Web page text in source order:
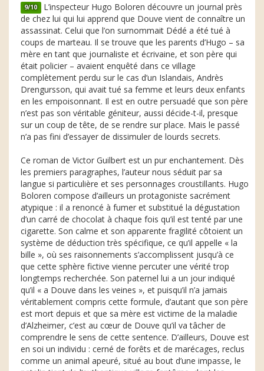
9/10 L’inspecteur Hugo Boloren découvre un journal près
de chez lui qui lui apprend que Douve vient de connaître un
assassinat. Celui que l’on surnommait Dédé a été tué à
coups de marteau. Il se trouve que les parents d’Hugo – sa
mère en tant que journaliste et écrivaine, et son père qui
était policier – avaient enquêté dans ce village
complètement perdu sur le cas d’un Islandais, Andrès
Drengursson, qui avait tué sa femme et leurs deux enfants
en les empoisonnant. Il est en outre persuadé que son père
n’est pas son véritable géniteur, aussi décide-t-il, presque
sur un coup de tête, de se rendre sur place. Mais le passé
n’a pas fini d’essayer de dissimuler de lourds secrets.
Ce roman de Victor Guilbert est un pur enchantement. Dès
les premiers paragraphes, l’auteur nous séduit par sa
langue si particulière et ses personnages croustillants. Hugo
Boloren compose d’ailleurs un protagoniste sacrément
atypique : il a renoncé à fumer et substitué la dégustation
d’un carré de chocolat à chaque fois qu’il est tenté par une
cigarette. Son calme et son apparente fragilité côtoient un
système de déduction très spécifique, ce qu’il appelle « la
bille », où ses raisonnements s’accomplissent jusqu’à ce
que cette sphère fictive vienne percuter une vérité trop
longtemps recherchée. Son paternel lui a un jour indiqué
qu’il « a Douve dans les veines », et puisqu’il n’a jamais
véritablement compris cette formule, d’autant que son père
est mort depuis et que sa mère est victime de la maladie
d’Alzheimer, c’est au cœur de Douve qu’il va tâcher de
comprendre le sens de cette sentence. D’ailleurs, Douve est
en soi un individu : cerné de forêts et de marécages, reclus
comme un animal apeuré, situé au bout d’une impasse, le